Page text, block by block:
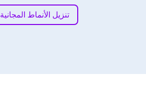
تنزيل الأنماط المجانية